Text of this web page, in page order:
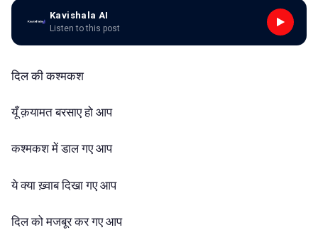
Kavishala AI
Listen to this post
दिल की कश्मकश
यूँ क़यामत बरसाए हो आप
कश्मकश में डाल गए आप
ये क्या ख़्वाब दिखा गए आप
दिल को मजबूर कर गए आप